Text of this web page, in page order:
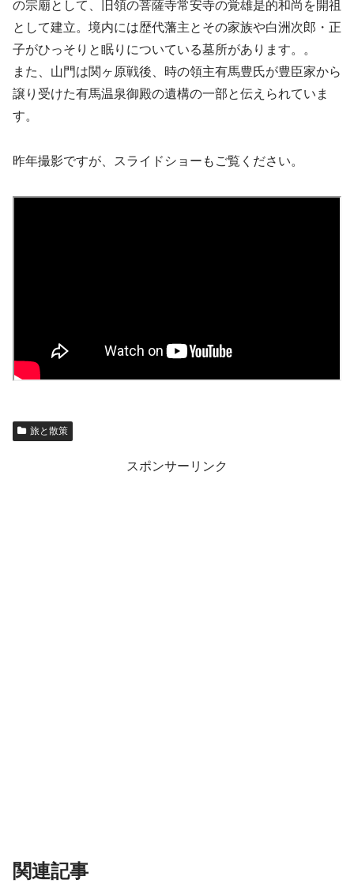
の宗廟として、旧領の菩薩寺常安寺の覚雄是的和尚を開祖
として建立。境内には歴代藩主とその家族や白洲次郎・正
子がひっそりと眠りについている墓所があります。。
また、山門は関ヶ原戦後、時の領主有馬豊氏が豊臣家から
譲り受けた有馬温泉御殿の遺構の一部と伝えられていま
す。
昨年撮影ですが、スライドショーもご覧ください。
旅と散策
スポンサーリンク
関連記事